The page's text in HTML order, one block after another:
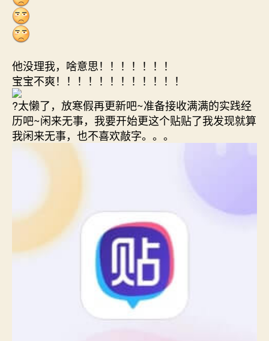
他没理我，啥意思！！！！！！！
宝宝不爽！！！！！！！！！！！！
?太懒了，放寒假再更新吧~准备接收满满的实践经
历吧~闲来无事，我要开始更这个贴贴了我发现就算
我闲来无事，也不喜欢敲字。。。